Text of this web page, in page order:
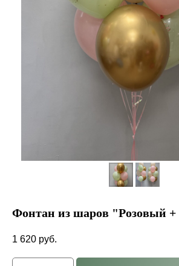
Фонтан из шаров "Розовый +
1 620 руб.